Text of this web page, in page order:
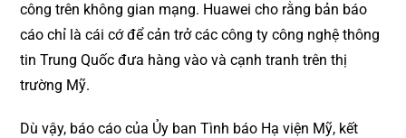
công trên không gian mạng. Huawei cho rằng bản báo
cáo chỉ là cái cớ để cản trở các công ty công nghệ thông
tin Trung Quốc đưa hàng vào và cạnh tranh trên thị
trường Mỹ.
Dù vậy, báo cáo của Ủy ban Tình báo Hạ viện Mỹ, kết